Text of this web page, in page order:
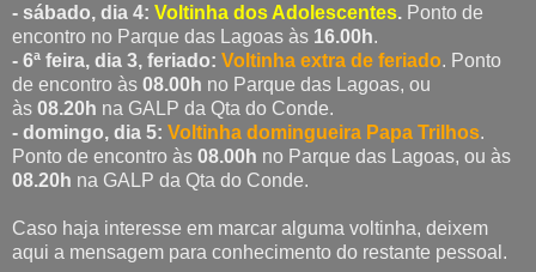
- sábado, dia 4: Voltinha dos Adolescentes. Ponto de
encontro no Parque das Lagoas às 16.00h.
- 6ª feira, dia 3, feriado: Voltinha extra de feriado. Ponto
de encontro às 08.00h no Parque das Lagoas, ou
às 08.20h na GALP da Qta do Conde.
- domingo, dia 5: Voltinha domingueira Papa Trilhos.
Ponto de encontro às 08.00h no Parque das Lagoas, ou às
08.20h na GALP da Qta do Conde.
Caso haja interesse em marcar alguma voltinha, deixem
aqui a mensagem para conhecimento do restante pessoal.